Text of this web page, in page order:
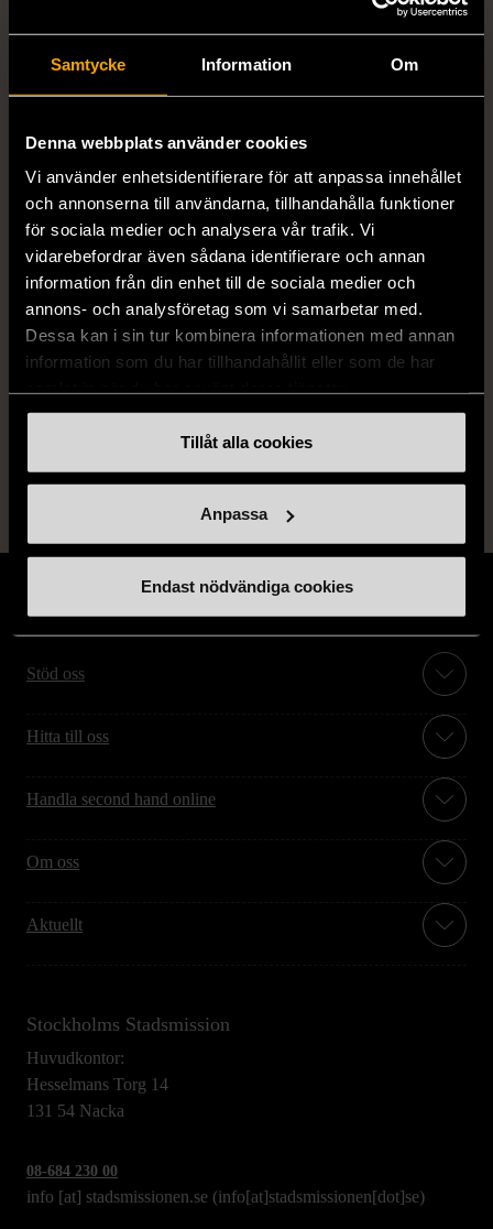
Samtycke Information Om
Denna webbplats använder cookies
Vi använder enhetsidentifierare för att anpassa innehållet
och annonserna till användarna, tillhandahålla funktioner
för sociala medier och analysera vår trafik. Vi
vidarebefordrar även sådana identifierare och annan
information från din enhet till de sociala medier och
annons- och analysföretag som vi samarbetar med.
Dessa kan i sin tur kombinera informationen med annan
information som du har tillhandahållit eller som de har
Tillåt alla cookies
Anpassa
Endast nödvändiga cookies
modern klassiker. Serien är på engelska
och rekommenderas för vuxna och
tonåringar tack vare sitt engagerande,
kvalitetsunderhållning framför dig – idealt
Publisher WB
Language ENGELSKA
Produkten är unik och finns enbart som 1 st i lager.
Fri frakt på alla köp över 990 kr.
Stöd oss
Hitta till oss
Handla second hand online
Om oss
Aktuellt
Stockholms Stadsmission
Huvudkontor:
Hesselmans Torg 14
131 54 Nacka
08-684 230 00
info [at] stadsmissionen.se (info[at]stadsmissionen[dot]se)